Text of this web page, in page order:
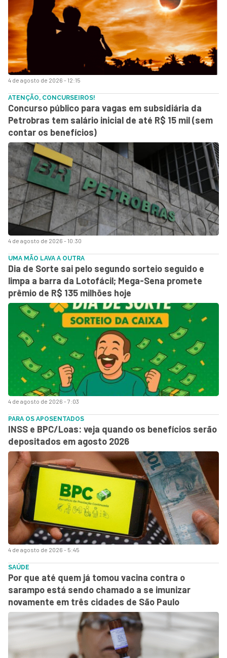
4 de agosto de 2026 - 12:15
4 de agosto de 2026 - 10:30
ATENÇÃO, CONCURSEIROS!
Concurso público para vagas em subsidiária da
Petrobras tem salário inicial de até R$ 15 mil (sem
contar os benefícios)
4 de agosto de 2026 - 7:03
UMA MÃO LAVA A OUTRA
Dia de Sorte sai pelo segundo sorteio seguido e
limpa a barra da Lotofácil; Mega-Sena promete
prêmio de R$ 135 milhões hoje
4 de agosto de 2026 - 5:45
PARA OS APOSENTADOS
INSS e BPC/Loas: veja quando os benefícios serão
depositados em agosto 2026
SAÚDE
Por que até quem já tomou vacina contra o
sarampo está sendo chamado a se imunizar
novamente em três cidades de São Paulo